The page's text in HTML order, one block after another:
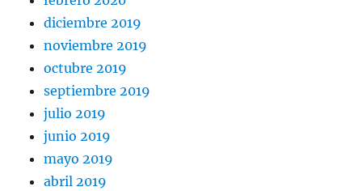
diciembre 2019
noviembre 2019
octubre 2019
septiembre 2019
julio 2019
junio 2019
mayo 2019
abril 2019